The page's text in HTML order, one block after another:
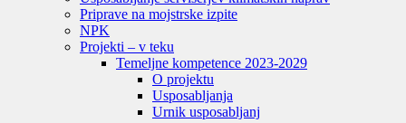
Priprave na mojstrske izpite
NPK
Projekti – v teku
Temeljne kompetence 2023-2029
O projektu
Usposabljanja
Urnik usposabljanj